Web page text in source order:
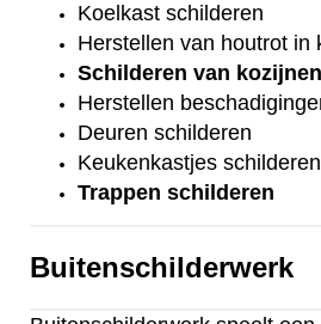
Koelkast schilderen
Herstellen van houtrot in
Schilderen van kozijnen
Herstellen
Deuren schilderen
Keukenkastjes schilderen
Trappen schilderen
Buitenschilderwerk